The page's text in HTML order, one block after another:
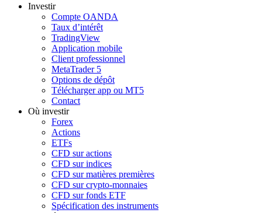
Investir
Compte OANDA
Taux d’intérêt
TradingView
Application mobile
Client professionnel
MetaTrader 5
Options de dépôt
Télécharger app ou MT5
Contact
Où investir
Forex
Actions
ETFs
CFD sur actions
CFD sur indices
CFD sur matières premières
CFD sur crypto-monnaies
CFD sur fonds ETF
Spécification des instruments